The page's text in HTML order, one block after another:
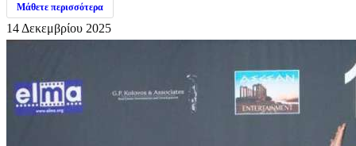
Μάθετε περισσότερα
14 Δεκεμβρίου 2025